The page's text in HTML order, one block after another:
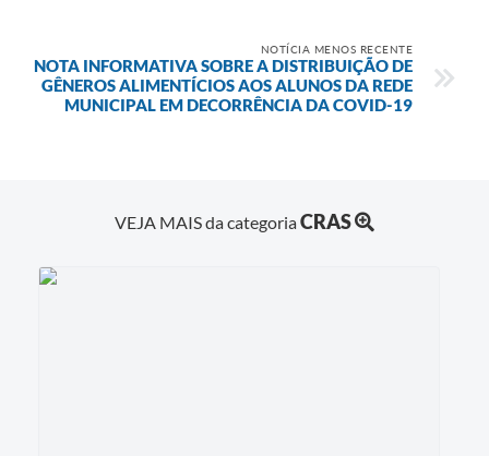
NOTÍCIA MENOS RECENTE
NOTA INFORMATIVA SOBRE A DISTRIBUIÇÃO DE
GÊNEROS ALIMENTÍCIOS AOS ALUNOS DA REDE
MUNICIPAL EM DECORRÊNCIA DA COVID-19
VEJA MAIS da categoriaCRAS